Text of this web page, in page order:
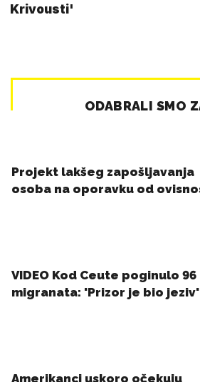
Krivousti'